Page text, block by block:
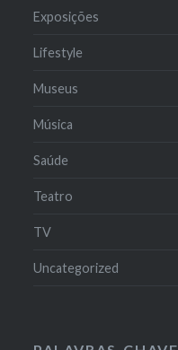
Exposições
Lifestyle
Museus
Música
Saúde
Teatro
TV
Uncategorized